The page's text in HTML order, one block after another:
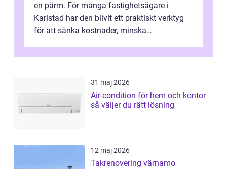
en pärm. För många fastighetsägare i
Karlstad har den blivit ett praktiskt verktyg
för att sänka kostnader, minska
31 maj 2026
Air-condition för hem och kontor
så väljer du rätt lösning
12 maj 2026
Takrenovering värnamo